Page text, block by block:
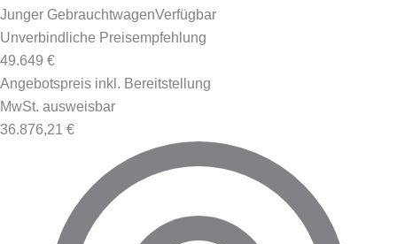
Junger GebrauchtwagenVerfügbar
Unverbindliche Preisempfehlung
49.649 €
Angebotspreis inkl. Bereitstellung
MwSt. ausweisbar
36.876,21 €